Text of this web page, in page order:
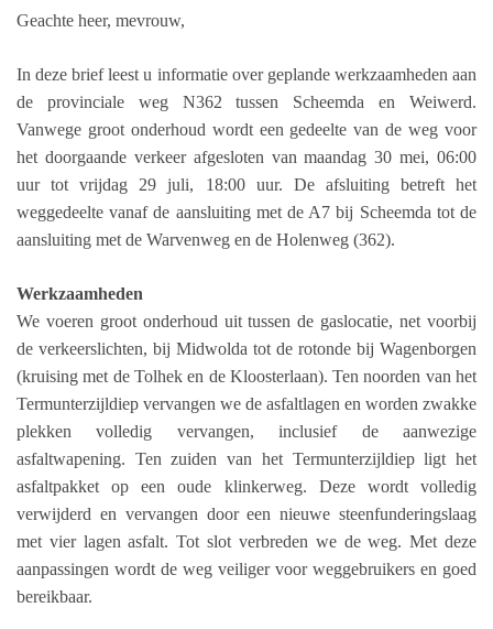
Geachte heer, mevrouw,
In deze brief leest u informatie over geplande werkzaamheden aan
de provinciale weg N362 tussen Scheemda en Weiwerd.
Vanwege groot onderhoud wordt een gedeelte van de weg voor
het doorgaande verkeer afgesloten van maandag 30 mei, 06:00
uur tot vrijdag 29 juli, 18:00 uur. De afsluiting betreft het
weggedeelte vanaf de aansluiting met de A7 bij Scheemda tot de
aansluiting met de Warvenweg en de Holenweg (362).
Werkzaamheden
We voeren groot onderhoud uit tussen de gaslocatie, net voorbij
de verkeerslichten, bij Midwolda tot de rotonde bij Wagenborgen
(kruising met de Tolhek en de Kloosterlaan). Ten noorden van het
Termunterzijldiep vervangen we de asfaltlagen en worden zwakke
plekken volledig vervangen, inclusief de aanwezige
asfaltwapening. Ten zuiden van het Termunterzijldiep ligt het
asfaltpakket op een oude klinkerweg. Deze wordt volledig
verwijderd en vervangen door een nieuwe steenfunderingslaag
met vier lagen asfalt. Tot slot verbreden we de weg. Met deze
aanpassingen wordt de weg veiliger voor weggebruikers en goed
bereikbaar.